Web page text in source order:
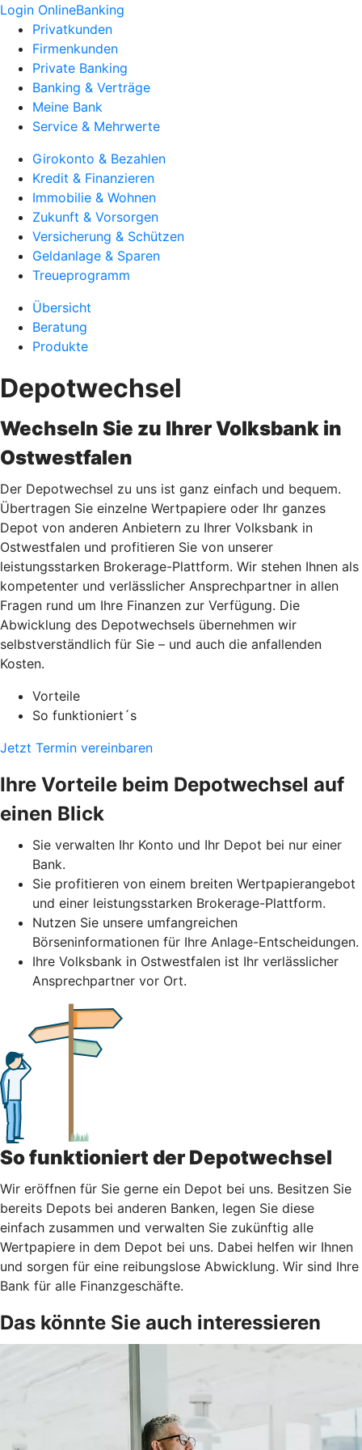
Login OnlineBanking
Privatkunden
Firmenkunden
Private Banking
Banking & Verträge
Meine Bank
Service & Mehrwerte
Girokonto & Bezahlen
Kredit & Finanzieren
Immobilie & Wohnen
Zukunft & Vorsorgen
Versicherung & Schützen
Geldanlage & Sparen
Treueprogramm
Übersicht
Beratung
Produkte
Depotwechsel
Wechseln Sie zu Ihrer Volksbank in
Ostwestfalen
Der Depotwechsel zu uns ist ganz einfach und bequem.
Übertragen Sie einzelne Wertpapiere oder Ihr ganzes
Depot von anderen Anbietern zu Ihrer Volksbank in
Ostwestfalen und profitieren Sie von unserer
leistungsstarken Brokerage-Plattform. Wir stehen Ihnen als
kompetenter und verlässlicher Ansprechpartner in allen
Fragen rund um Ihre Finanzen zur Verfügung. Die
Abwicklung des Depotwechsels übernehmen wir
selbstverständlich für Sie – und auch die anfallenden
Kosten.
Vorteile
So funktioniert´s
Jetzt Termin vereinbaren
Ihre Vorteile beim Depotwechsel auf
einen Blick
Sie verwalten Ihr Konto und Ihr Depot bei nur einer
Bank.
Sie profitieren von einem breiten Wertpapierangebot
und einer leistungsstarken Brokerage-Plattform.
Nutzen Sie unsere umfangreichen
Börseninformationen für Ihre Anlage-Entscheidungen.
Ihre Volksbank in Ostwestfalen ist Ihr verlässlicher
Ansprechpartner vor Ort.
So funktioniert der Depotwechsel
Wir eröffnen für Sie gerne ein Depot bei uns. Besitzen Sie
bereits Depots bei anderen Banken, legen Sie diese
einfach zusammen und verwalten Sie zukünftig alle
Wertpapiere in dem Depot bei uns. Dabei helfen wir Ihnen
und sorgen für eine reibungslose Abwicklung. Wir sind Ihre
Bank für alle Finanzgeschäfte.
Das könnte Sie auch interessieren